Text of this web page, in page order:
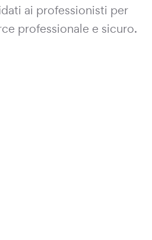
ai professionisti per
professionale e sicuro.